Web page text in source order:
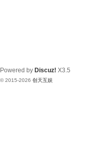
Powered by Discuz! X3.5
© 2015-2026 创天互娱